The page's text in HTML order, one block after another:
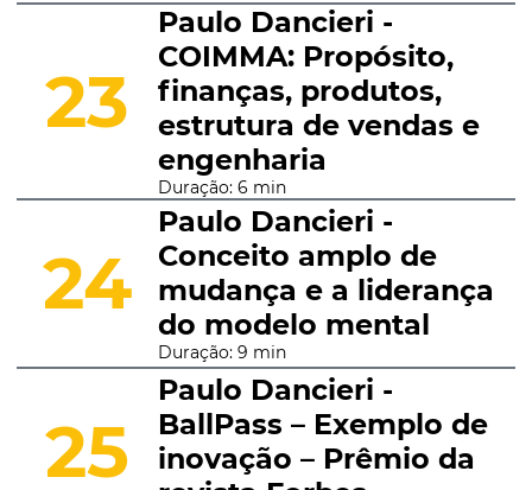
23
Paulo Dancieri -
COIMMA: Propósito,
finanças, produtos,
estrutura de vendas e
engenharia
Duração: 6 min
24
Paulo Dancieri -
Conceito amplo de
mudança e a liderança
do modelo mental
Duração: 9 min
25
Paulo Dancieri -
BallPass – Exemplo de
inovação – Prêmio da